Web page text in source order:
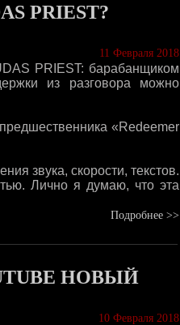
PRIEST?
11 Февраля 2018
PRIEST: барабанщиком
из разговора можно
«Redeemer
звука, скорости, текстов.
Лично я думаю, что эта
Подробнее >>
НОВЫЙ
10 Февраля 2018